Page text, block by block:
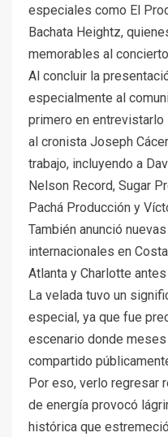
especiales como El
Bachata Heightz,
memorables al
Al concluir la
especialmente al
primero en
al cronista Joseph
trabajo, incluyendo a
Nelson Record, Sugar
Pachá Producción y
También anunció
internacionales en
Atlanta y Charlotte
La velada tuvo un
especial, ya que fue
escenario donde
compartido
Por eso, verlo regresar
de energía provocó
histórica que